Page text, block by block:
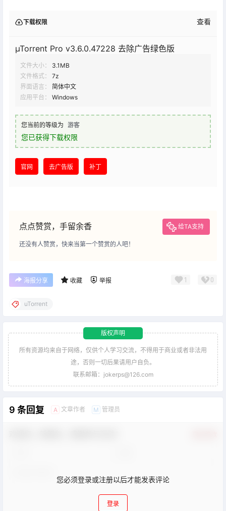
下载权限 查看
µTorrent Pro v3.6.0.47228 去除广告绿色版
文件大小：
3.1MB
文件格式：
7z
界面语言：
简体中文
应用平台：
Windows
您当前的等级为 游客
您已获得下载权限
官网 去广告版 补丁
点点赞赏，手留余香 给TA支持
还没有人赞赏，快来当第一个赞赏的人吧！
海报分享 收藏 举报 1 0
uTorrent
版权声明
所有资源均来自于网络，仅供个人学习交流，不得用于商业或者非法用
途，否则一切后果请用户自负。
联系邮箱：jokerps@126.com
9 条回复 A 文章作者 M 管理员
您必须登录或注册以后才能发表评论
登录